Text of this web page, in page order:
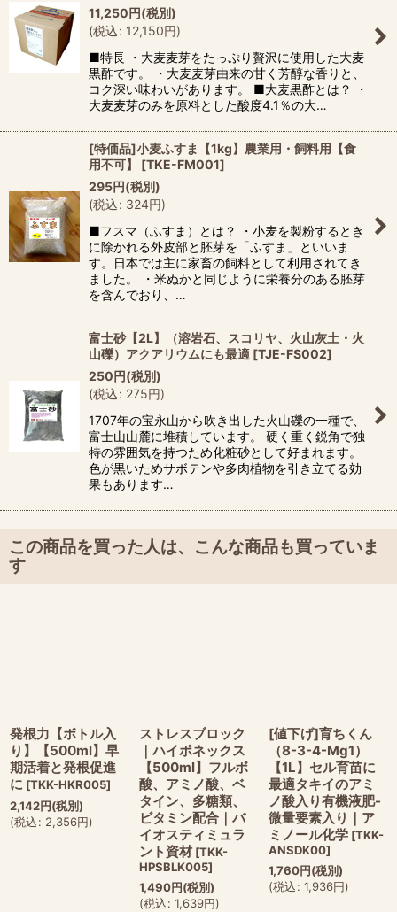
11,250円(税別)
(税込: 12,150円)
■特長 ・大麦麦芽をたっぷり贅沢に使用した大麦
黒酢です。 ・大麦麦芽由来の甘く芳醇な香りと、
コク深い味わいがあります。 ■大麦黒酢とは？ ・
大麦麦芽のみを原料とした酸度4.1％の大…
[特価品]小麦ふすま【1kg】農業用・飼料用【食
用不可】
[TKE-FM001]
295円(税別)
(税込: 324円)
■フスマ（ふすま）とは？ ・小麦を製粉するとき
に除かれる外皮部と胚芽を「ふすま」といいま
す。日本では主に家畜の飼料として利用されてき
ました。 ・米ぬかと同じように栄養分のある胚芽
を含んでおり、…
富士砂【2L】（溶岩石、スコリヤ、火山灰土・火
山礫）アクアリウムにも最適 [TJE-FS002]
250円(税別)
(税込: 275円)
1707年の宝永山から吹き出した火山礫の一種で、
富士山山麓に堆積しています。 硬く重く鋭角で独
特の雰囲気を持つため化粧砂として好まれます。
色が黒いためサボテンや多肉植物を引き立てる効
果もあります…
この商品を買った人は、こんな商品も買っていま
す
発根力【ボトル入
り】【500ml】早
期活着と発根促進
に [TKK-HKR005]
2,142円(税別)
(税込: 2,356円)
ストレスブロック
｜ハイポネックス
【500ml】フルボ
酸、アミノ酸、ベ
タイン、多糖類、
ビタミン配合｜バ
イオスティミュラ
ント資材 [TKK-
HPSBLK005]
1,490円(税別)
(税込: 1,639円)
[値下げ]育ちくん
（8-3-4-Mg1）
【1L】セル育苗に
最適タキイのアミ
ノ酸入り有機液肥-
微量要素入り｜ア
ミノール化学 [TKK-
ANSDK00]
1,760円(税別)
(税込: 1,936円)